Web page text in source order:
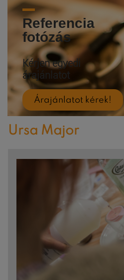
Referencia
fotózás
Kérjen egyedi
árajánlatot
Árajánlatot kérek!
Ursa Major